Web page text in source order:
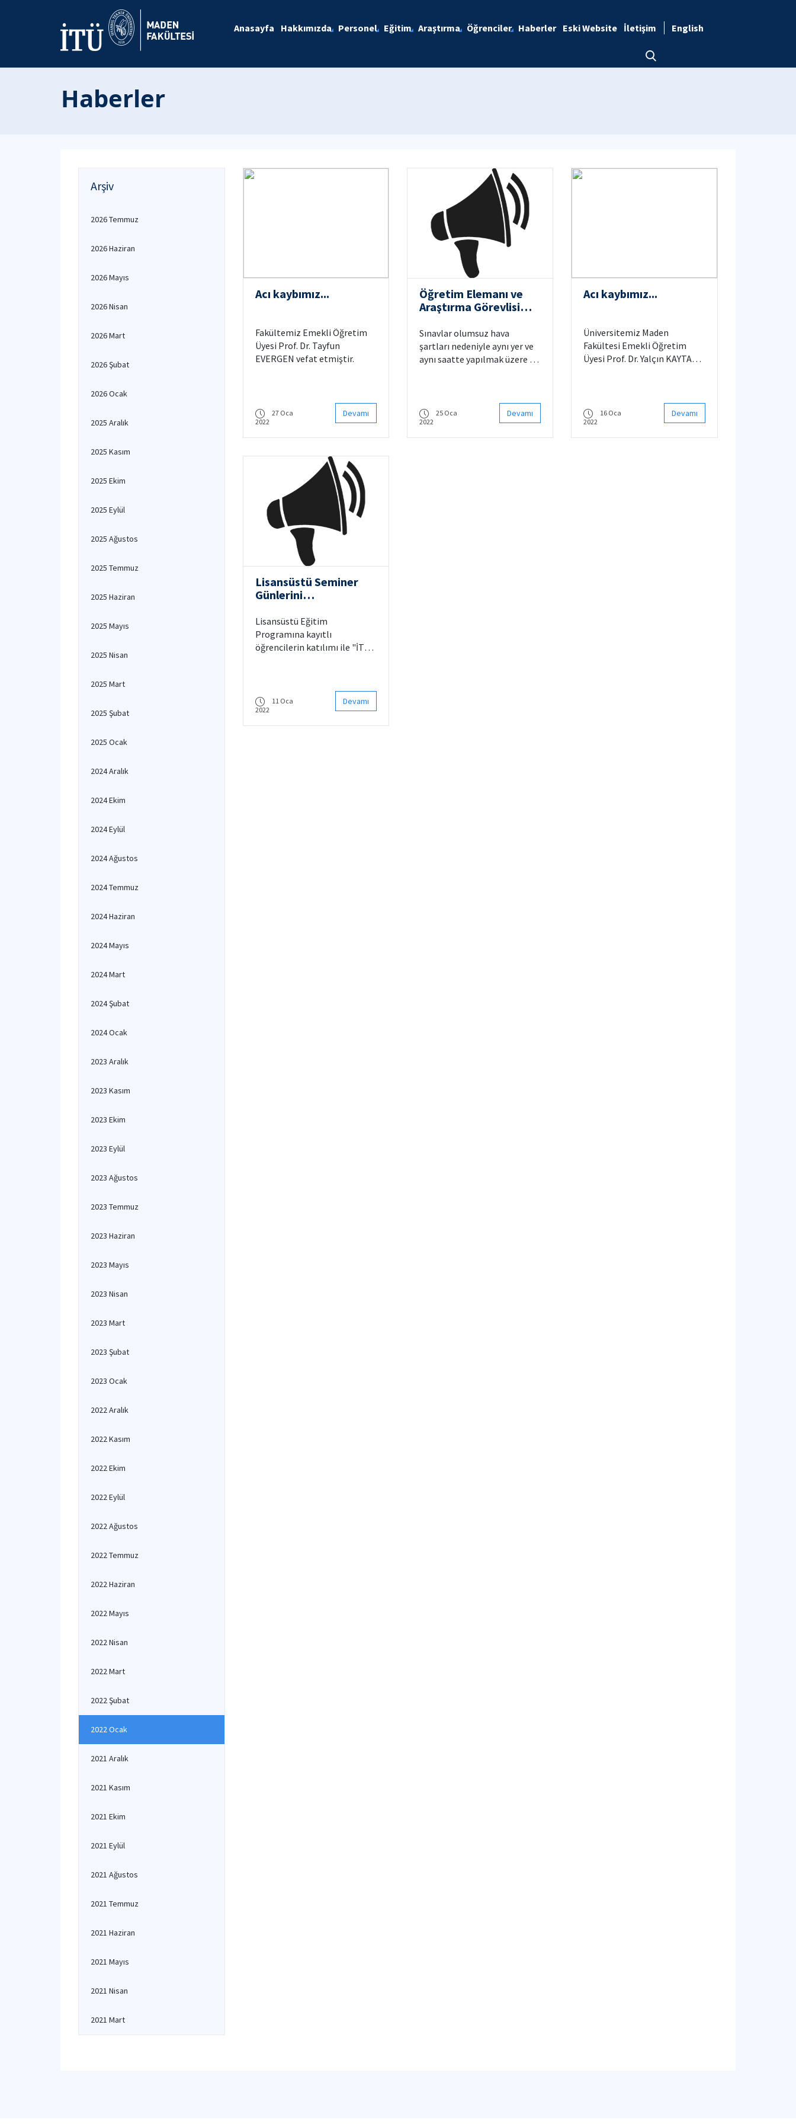
Anasayfa Hakkımızda Personel Eğitim Araştırma Öğrenciler Haberler Eski Website İletişim English
Haberler
Arşiv
2026 Temmuz
2026 Haziran
2026 Mayıs
2026 Nisan
2026 Mart
2026 Şubat
2026 Ocak
2025 Aralık
2025 Kasım
2025 Ekim
2025 Eylül
2025 Ağustos
2025 Temmuz
2025 Haziran
2025 Mayıs
2025 Nisan
2025 Mart
2025 Şubat
2025 Ocak
2024 Aralık
2024 Ekim
2024 Eylül
2024 Ağustos
2024 Temmuz
2024 Haziran
2024 Mayıs
2024 Mart
2024 Şubat
2024 Ocak
2023 Aralık
2023 Kasım
2023 Ekim
2023 Eylül
2023 Ağustos
2023 Temmuz
2023 Haziran
2023 Mayıs
2023 Nisan
2023 Mart
2023 Şubat
2023 Ocak
2022 Aralık
2022 Kasım
2022 Ekim
2022 Eylül
2022 Ağustos
2022 Temmuz
2022 Haziran
2022 Mayıs
2022 Nisan
2022 Mart
2022 Şubat
2022 Ocak
2021 Aralık
2021 Kasım
2021 Ekim
2021 Eylül
2021 Ağustos
2021 Temmuz
2021 Haziran
2021 Mayıs
2021 Nisan
2021 Mart
Acı kaybımız...
Fakültemiz Emekli Öğretim
Üyesi Prof. Dr. Tayfun
EVERGEN vefat etmiştir.
27 Oca
2022
Devamı
Öğretim Elemanı ve
Araştırma Görevlisi
Sınavlar olumsuz hava
şartları nedeniyle aynı yer ve
aynı saatte yapılmak üzere 03
25 Oca
2022
Devamı
Acı kaybımız...
Üniversitemiz Maden
Fakültesi Emekli Öğretim
Üyesi Prof. Dr. Yalçın KAYTAZ
16 Oca
2022
Devamı
Lisansüstü Seminer
Günlerini
Lisansüstü Eğitim
Programına kayıtlı
öğrencilerin katılımı ile "İTÜ
11 Oca
2022
Devamı